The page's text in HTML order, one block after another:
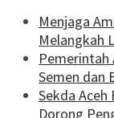
Menjaga
Melangkah
Pemerintah
Semen dan
Sekda
Dorong